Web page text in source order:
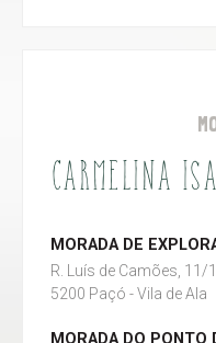
CARMELINA
MORADA DE
R. Luís de Camões, 11/
5200 Paçó - Vila de Ala